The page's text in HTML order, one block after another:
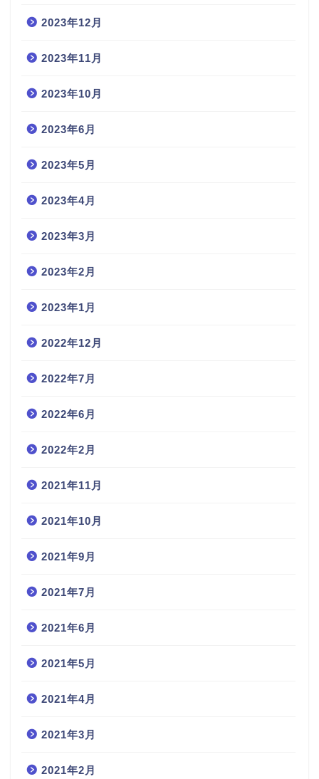
2023年12月
2023年11月
2023年10月
2023年6月
2023年5月
2023年4月
2023年3月
2023年2月
2023年1月
2022年12月
2022年7月
2022年6月
2022年2月
2021年11月
2021年10月
2021年9月
2021年7月
2021年6月
2021年5月
2021年4月
2021年3月
2021年2月